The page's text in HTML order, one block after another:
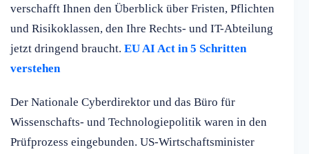
verschafft Ihnen den Überblick über Fristen, Pflichten
und Risikoklassen, den Ihre Rechts- und IT-Abteilung
jetzt dringend braucht. EU AI Act in 5 Schritten
verstehen
Der Nationale Cyberdirektor und das Büro für
Wissenschafts- und Technologiepolitik waren in den
Prüfprozess eingebunden. US-Wirtschaftsminister